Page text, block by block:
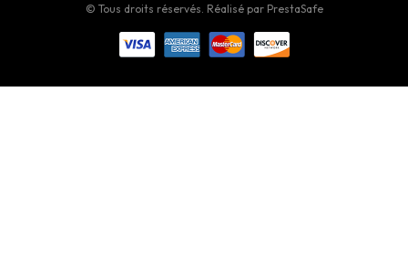
© Tous droits réservés. Réalisé par PrestaSafe